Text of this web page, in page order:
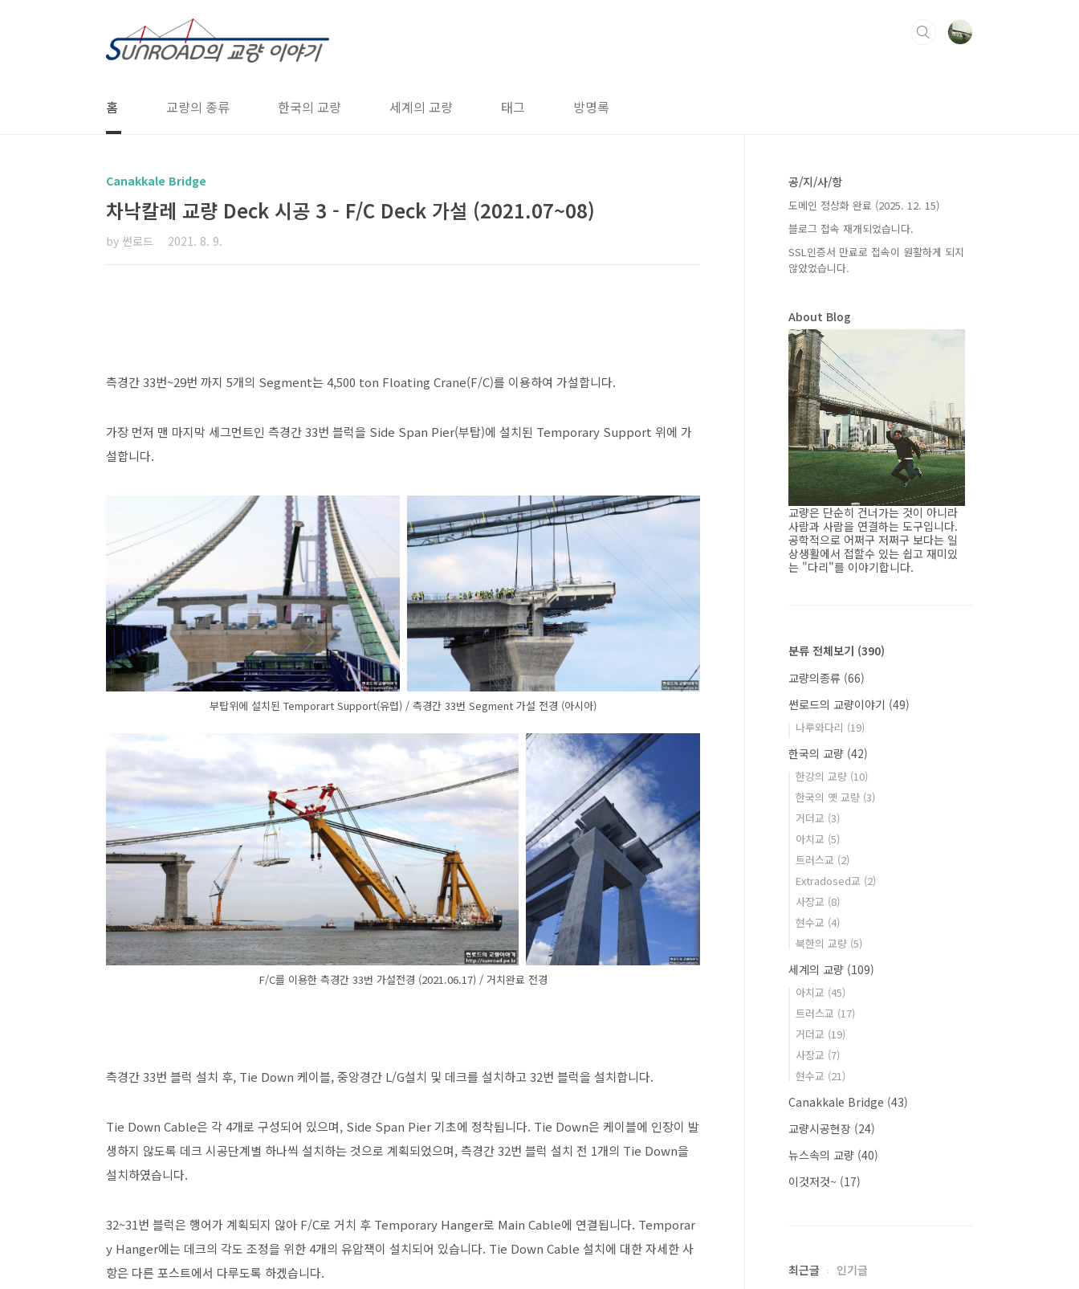
홈 교량의 종류 한국의 교량 세계의 교량 태그 방명록
Canakkale Bridge
차낙칼레 교량 Deck 시공 3 - F/C Deck 가설 (2021.07~08)
by 썬로드 2021. 8. 9.
측경간 33번~29번 까지 5개의 Segment는 4,500 ton Floating Crane(F/C)를 이용하여 가설합니다.
가장 먼저 맨 마지막 세그먼트인 측경간 33번 블럭을 Side Span Pier(부탑)에 설치된 Temporary Support 위에 가
설합니다.
부탑위에 설치된 Temporart Support(유럽) / 측경간 33번 Segment 가설 전경 (아시아)
F/C를 이용한 측경간 33번 가설전경 (2021.06.17) / 거치완료 전경
측경간 33번 블럭 설치 후, Tie Down 케이블, 중앙경간 L/G설치 및 데크를 설치하고 32번 블럭을 설치합니다.
Tie Down Cable은 각 4개로 구성되어 있으며, Side Span Pier 기초에 정착됩니다. Tie Down은 케이블에 인장이 발
생하지 않도록 데크 시공단계별 하나씩 설치하는 것으로 계획되었으며, 측경간 32번 블럭 설치 전 1개의 Tie Down을
설치하였습니다.
32~31번 블럭은 행어가 계획되지 않아 F/C로 거치 후 Temporary Hanger로 Main Cable에 연결됩니다. Temporar
y Hanger에는 데크의 각도 조정을 위한 4개의 유압잭이 설치되어 있습니다. Tie Down Cable 설치에 대한 자세한 사
항은 다른 포스트에서 다루도록 하겠습니다.
공/지/사/항
도메인 정상화 완료 (2025. 12. 15)
블로그 접속 재개되었습니다.
SSL인증서 만료로 접속이 원활하게 되지
않았었습니다.
About Blog
교량은 단순히 건너가는 것이 아니라
사람과 사람을 연결하는 도구입니다.
공학적으로 어쩌구 저쩌구 보다는 일
상생활에서 접할수 있는 쉽고 재미있
는 "다리"를 이야기합니다.
분류 전체보기 (390)
교량의종류 (66)
썬로드의 교량이야기 (49)
나루와다리 (19)
한국의 교량 (42)
한강의 교량 (10)
한국의 옛 교량 (3)
거더교 (3)
아치교 (5)
트러스교 (2)
Extradosed교 (2)
사장교 (8)
현수교 (4)
북한의 교량 (5)
세계의 교량 (109)
아치교 (45)
트러스교 (17)
거더교 (19)
사장교 (7)
현수교 (21)
Canakkale Bridge (43)
교량시공현장 (24)
뉴스속의 교량 (40)
이것저것~ (17)
최근글 인기글